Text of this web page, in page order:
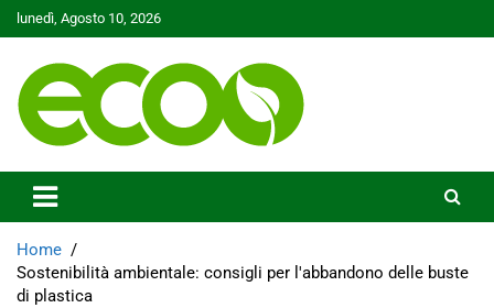
Skip
to
lunedì, Agosto 10, 2026
Ecoo.it
Home
Sostenibilità ambientale: consigli per l'abbandono delle buste
di plastica